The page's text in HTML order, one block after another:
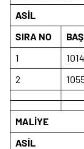
ASİL
SIRA NO
1
2
MALİYE
ASİL